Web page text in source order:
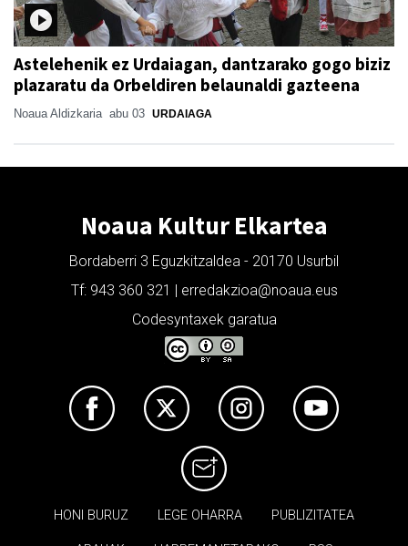
Astelehenik ez Urdaiagan, dantzarako gogo biziz
plazaratu da Orbeldiren belaunaldi gazteena
Noaua Aldizkaria abu 03 URDAIAGA
Noaua Kultur Elkartea
Bordaberri 3 Eguzkitzaldea - 20170 Usurbil
Tf: 943 360 321 | erredakzioa@noaua.eus
Codesyntaxek garatua
HONI BURUZ LEGE OHARRA PUBLIZITATEA